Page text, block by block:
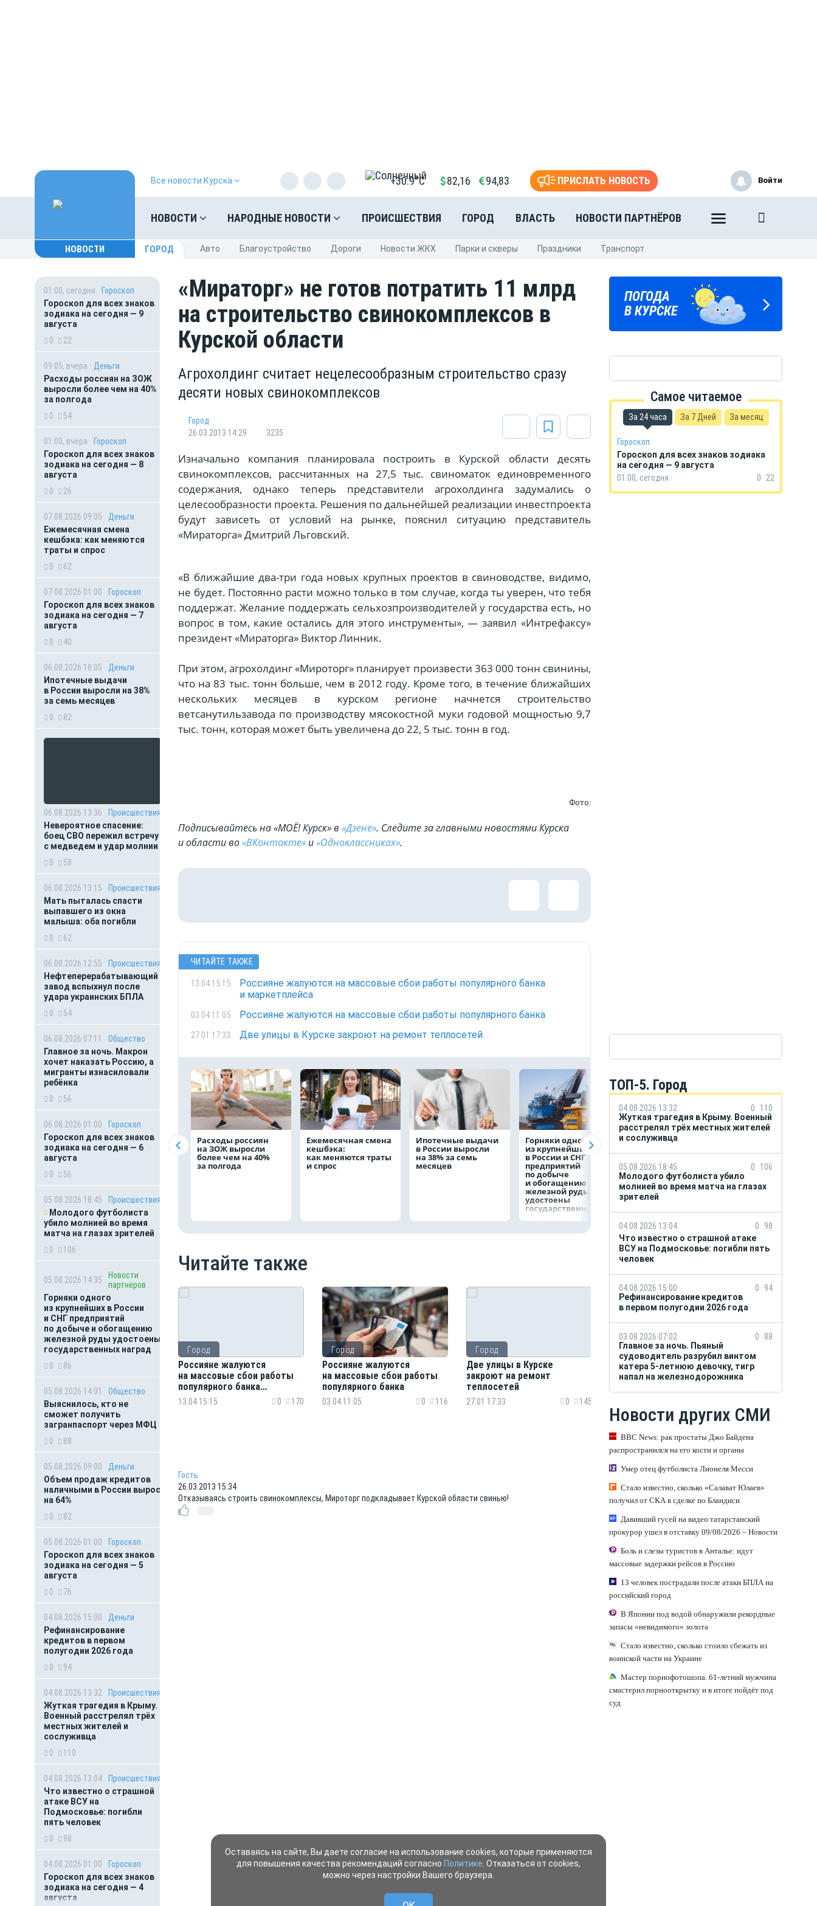
Все новости Курска +30.9°C 82,16 94,83 ПРИСЛАТЬ НОВОСТЬ
НОВОСТИ НАРОДНЫЕ НОВОСТИ ПРОИСШЕСТВИЯ ГОРОД ВЛАСТЬ НОВОСТИ ПАРТНЁРОВ
Войти
НОВОСТИ ГОРОД Авто Благоустройство Дороги Новости ЖКХ Парки и скверы Праздники Транспорт
01:00, сегодня
Гороскоп
Гороскоп для всех знаков
зодиака на сегодня — 9
августа
0
22
09:05, вчера
Деньги
Расходы россиян на ЗОЖ
выросли более чем на 40%
за полгода
0
54
01:00, вчера
Гороскоп
Гороскоп для всех знаков
зодиака на сегодня — 8
августа
0
26
07.08.2026 09:05
Деньги
Ежемесячная смена
кешбэка: как меняются
траты и спрос
0
62
07.08.2026 01:00
Гороскоп
Гороскоп для всех знаков
зодиака на сегодня — 7
августа
0
40
06.08.2026 18:05
Деньги
Ипотечные выдачи
в России выросли на 38%
за семь месяцев
0
82
06.08.2026 13:36
Происшествия
Невероятное спасение:
боец СВО пережил встречу
с медведем и удар молнии
0
58
06.08.2026 13:15
Происшествия
Мать пыталась спасти
выпавшего из окна
малыша: оба погибли
0
62
06.08.2026 12:55
Происшествия
Нефтеперерабатывающий
завод вспыхнул после
удара украинских БПЛА
0
54
06.08.2026 07:11
Общество
Главное за ночь. Макрон
хочет наказать Россию, а
мигранты изнасиловали
ребёнка
0
56
06.08.2026 01:00
Гороскоп
Гороскоп для всех знаков
зодиака на сегодня — 6
августа
0
56
05.08.2026 18:45
Происшествия
Молодого футболиста
убило молнией во время
матча на глазах зрителей
0
106
05.08.2026 14:35
Новости
партнёров
Горняки одного
из крупнейших в России
и СНГ предприятий
по добыче и обогащению
железной руды удостоены
государственных наград
0
86
05.08.2026 14:01
Общество
Выяснилось, кто не
сможет получить
загранпаспорт через МФЦ
0
88
05.08.2026 09:00
Деньги
Объем продаж кредитов
наличными в России вырос
на 64%
0
82
05.08.2026 01:00
Гороскоп
Гороскоп для всех знаков
зодиака на сегодня — 5
августа
0
76
04.08.2026 15:00
Деньги
Рефинансирование
кредитов в первом
полугодии 2026 года
0
94
04.08.2026 13:32
Происшествия
Жуткая трагедия в Крыму.
Военный расстрелял трёх
местных жителей и
сослуживца
0
110
04.08.2026 13:04
Происшествия
Что известно о страшной
атаке ВСУ на
Подмосковье: погибли
пять человек
0
98
04.08.2026 01:00
Гороскоп
Гороскоп для всех знаков
зодиака на сегодня — 4
августа
«Мираторг» не готов потратить 11 млрд
на строительство свинокомплексов в
Курской области
Агрохолдинг считает нецелесообразным строительство сразу
десяти новых свинокомплексов
Город
26.03.2013 14:29
3235
Изначально компания планировала построить в Курской области десять
свинокомплексов, рассчитанных на 27,5 тыс. свиноматок единовременного
содержания, однако теперь представители агрохолдинга задумались о
целесообразности проекта. Решения по дальнейшей реализации инвестпроекта
будут зависеть от условий на рынке, пояснил ситуацию представитель
«Мираторга» Дмитрий Льговский.
«В ближайшие два-три года новых крупных проектов в свиноводстве, видимо,
не будет. Постоянно расти можно только в том случае, когда ты уверен, что тебя
поддержат. Желание поддержать сельхозпроизводителей у государства есть, но
вопрос в том, какие остались для этого инструменты», — заявил «Интрефаксу»
президент «Мираторга» Виктор Линник.
При этом, агрохолдинг «Мироторг» планирует произвести 363 000 тонн свинины,
что на 83 тыс. тонн больше, чем в 2012 году. Кроме того, в течение ближайших
нескольких месяцев в курском регионе начнется строительство
ветсанутильзавода по производству мясокостной муки годовой мощностью 9,7
тыс. тонн, которая может быть увеличена до 22, 5 тыс. тонн в год.
Фото:
Подписывайтесь на «МОЁ! Курск» в «Дзене». Cледите за главными новостями Курска
и области во«ВКонтакте» и«Одноклассниках».
ЧИТАЙТЕ ТАКЖЕ
13.04 15:15
Россияне жалуются на массовые сбои работы популярного банка
и маркетплейса
03.04 11:05 Россияне жалуются на массовые сбои работы популярного банка
27.01 17:33 Две улицы в Курске закроют на ремонт теплосетей
Расходы россиян
на ЗОЖ выросли
более чем на 40%
за полгода
Ежемесячная смена
кешбэка:
как меняются траты
и спрос
Ипотечные выдачи
в России выросли
на 38% за семь
месяцев
Горняки одного
из крупнейших
в России и СНГ
предприятий
по добыче
и обогащению
железной руды
удостоены
государственных
наград
Объем продаж
наличными в России
вырос на 64%
полугодии 2026
Читайте также
Город
Россияне жалуются
на массовые сбои работы
популярного банка
и маркетплейса
13.04 15:15 0 170
Город
Россияне жалуются
на массовые сбои работы
популярного банка
03.04 11:05 0 116
Город
Две улицы в Курске
закроют на ремонт
теплосетей
27.01 17:33 0 145
Гость
26.03.2013 15:34
Отказываясь строить свинокомплексы, Мироторг подкладывает Курской области свинью!
ГОРОСКОП
НА КАЖДЫЙ ДЕНЬ
ПОГОДА
В КУРСКЕ
Самое читаемое
За 24 часа За 7 Дней За месяц
Гороскоп
Гороскоп для всех знаков зодиака
на сегодня — 9 августа
01:00, сегодня
0 22
ТОП-5. Город
04.08.2026 13:32 0
110
Жуткая трагедия в Крыму. Военный
расстрелял трёх местных жителей
и сослуживца
05.08.2026 18:45 0
106
Молодого футболиста убило
молнией во время матча на глазах
зрителей
04.08.2026 13:04 0
98
Что известно о страшной атаке
ВСУ на Подмосковье: погибли пять
человек
04.08.2026 15:00 0
94
Рефинансирование кредитов
в первом полугодии 2026 года
03.08.2026 07:02 0
88
Главное за ночь. Пьяный
судоводитель разрубил винтом
катера 5-летнюю девочку, тигр
напал на железнодорожника
Новости других СМИ
BBC News: рак простаты Джо Байдена
распространился на его кости и органы
Умер отец футболиста Лионеля Месси
Стало известно, сколько «Салават Юлаев»
получил от СКА в сделке по Бландиси
Давивший гусей на видео татарстанский
прокурор ушел в отставку 09/08/2026 – Новости
Боль и слезы туристов в Анталье: идут
массовые задержки рейсов в Россию
13 человек пострадали после атаки БПЛА на
российский город
В Японии под водой обнаружили рекордные
запасы «невидимого» золота
Стало известно, сколько стоило сбежать из
воинской части на Украине
Мастер порнофотошопа. 61-летний мужчина
смастерил порнооткрытку и в итоге пойдёт под
суд
Оставаясь на сайте, Вы даете согласие на использование cookies, которые применяются
для повышения качества рекомендаций согласно Политике . Отказаться от cookies,
можно через настройки Вашего браузера.